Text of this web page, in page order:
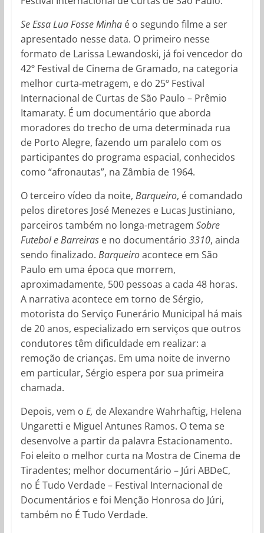
Se Essa Lua Fosse Minha é o segundo filme a ser
apresentado nesse data. O primeiro nesse
formato de Larissa Lewandoski, já foi vencedor do
42º Festival de Cinema de Gramado, na categoria
melhor curta-metragem, e do 25º Festival
Internacional de Curtas de São Paulo – Prêmio
Itamaraty. É um documentário que aborda
moradores do trecho de uma determinada rua
de Porto Alegre, fazendo um paralelo com os
participantes do programa espacial, conhecidos
como “afronautas”, na Zâmbia de 1964.
O terceiro vídeo da noite, Barqueiro, é comandado
pelos diretores José Menezes e Lucas Justiniano,
parceiros também no longa-metragem Sobre
Futebol e Barreiras e no documentário 3310, ainda
sendo finalizado. Barqueiroacontece em São
Paulo em uma época que morrem,
aproximadamente, 500 pessoas a cada 48 horas.
A narrativa acontece em torno de Sérgio,
motorista do Serviço Funerário Municipal há mais
de 20 anos, especializado em serviços que outros
condutores têm dificuldade em realizar: a
remoção de crianças. Em uma noite de inverno
em particular, Sérgio espera por sua primeira
chamada.
Depois, vem o E, de Alexandre Wahrhaftig, Helena
Ungaretti e Miguel Antunes Ramos. O tema se
desenvolve a partir da palavra Estacionamento.
Foi eleito o melhor curta na Mostra de Cinema de
Tiradentes; melhor documentário – Júri ABDeC,
no É Tudo Verdade – Festival Internacional de
Documentários e foi Menção Honrosa do Júri,
também no É Tudo Verdade.